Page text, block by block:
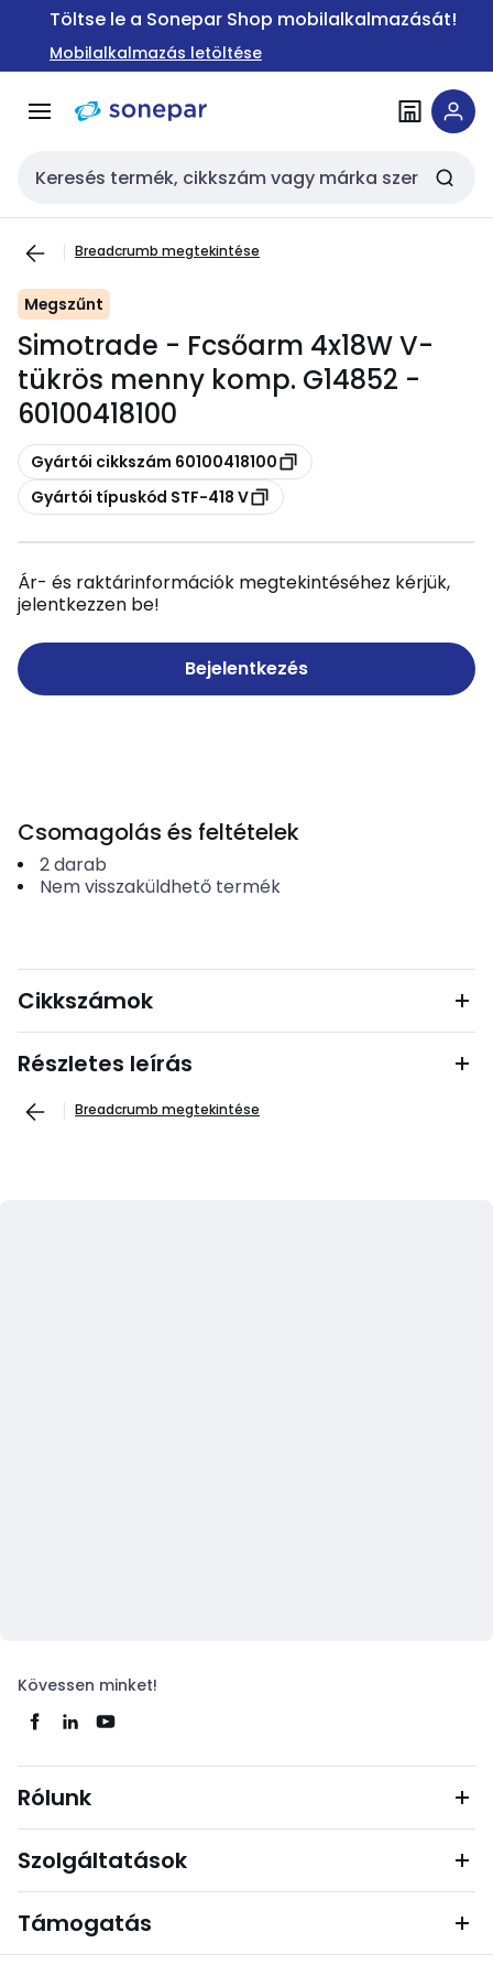
Ugrás a
Ugrás a
tartalomra
Töltse le a Sonepar Shop mobilalkalmazását!
Mobilalkalmazás letöltése
Keresési bemenet
Breadcrumb megtekintése
Megszűnt
Simotrade - Fcsőarm 4x18W V-
tükrös menny komp. G14852 -
60100418100
Másolás
Gyártói cikkszám 60100418100
Másolás
Gyártói típuskód STF-418 V
Ár- és raktárinformációk megtekintéséhez kérjük,
jelentkezzen be!
Bejelentkezés
Csomagolás és feltételek
2darab
Nem visszaküldhető termék
Cikkszámok
Részletes leírás
Breadcrumb megtekintése
Kövessen minket!
Rólunk
Szolgáltatások
Támogatás